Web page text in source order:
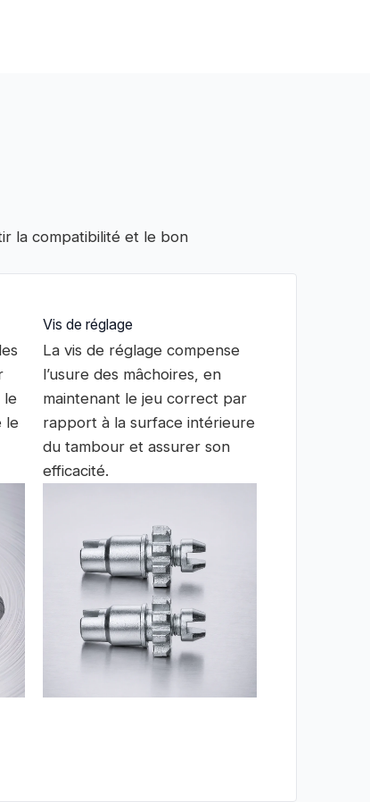
la compatibilité et le bon
le
le
Vis de réglage
La vis de réglage compense
l’usure des mâchoires, en
maintenant le jeu correct par
rapport à la surface intérieure
du tambour et assurer son
efficacité.